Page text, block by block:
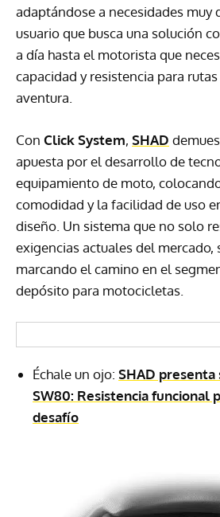
adaptándose a necesidades muy
usuario que busca una solución
a día hasta el motorista que
capacidad y resistencia para
aventura.
Con Click System, SHAD
apuesta por el desarrollo de
equipamiento de moto,
comodidad y la facilidad de uso
diseño. Un sistema que no solo
exigencias actuales del mercado,
marcando el camino en el
depósito para motocicletas.
Échale un ojo: SHAD presenta
SW80: Resistencia funcional
desafío